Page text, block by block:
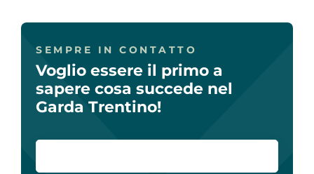
SEMPRE IN CONTATTO
Voglio essere il primo a
sapere cosa succede nel
Garda Trentino!